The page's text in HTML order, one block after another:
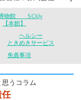
物館 SOily
【本館】
ヘルシー
ときめきサービス
免責事項
うコラム
任